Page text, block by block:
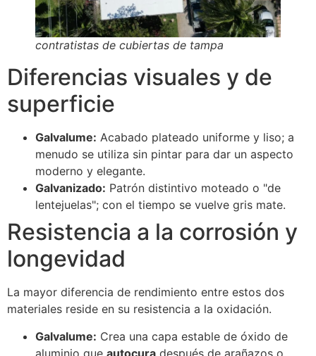
contratistas de cubiertas de tampa
Diferencias visuales y de
superficie
Galvalume: Acabado plateado uniforme y liso; a
menudo se utiliza sin pintar para dar un aspecto
moderno y elegante.
Galvanizado: Patrón distintivo moteado o "de
lentejuelas"; con el tiempo se vuelve gris mate.
Resistencia a la corrosión y
longevidad
La mayor diferencia de rendimiento entre estos dos
materiales reside en su resistencia a la oxidación.
Galvalume: Crea una capa estable de óxido de
aluminio que autocura después de arañazos o